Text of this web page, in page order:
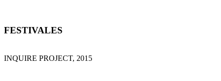
FESTIVALES
INQUIRE PROJECT, 2015